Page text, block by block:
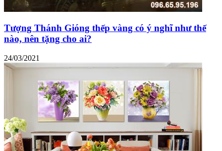
Tượng Thánh Gióng thếp vàng có ý nghĩ như thế
nào, nên tặng cho ai?
24/03/2021